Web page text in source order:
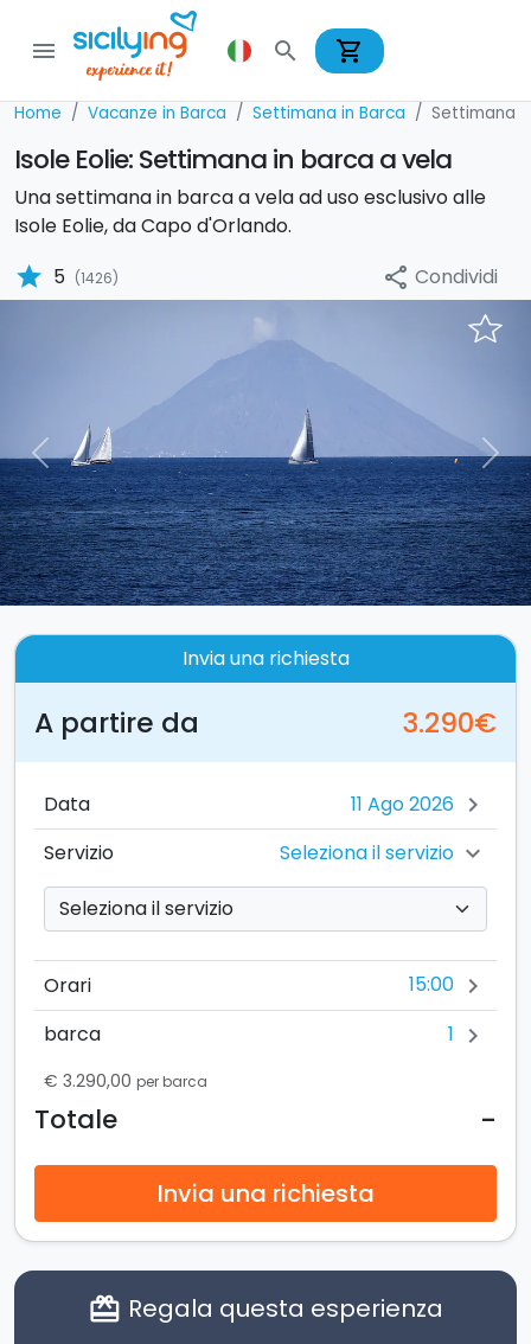
menu search shopping_cart
Home Vacanze in Barca Settimana in Barca Settimana
Isole Eolie: Settimana in barca a vela
Una settimana in barca a vela ad uso esclusivo alle
Isole Eolie, da Capo d'Orlando.
star 5 (1426) share Condividi
Previous Next
Invia una richiesta
A partire da 3.290€
Data chevron_right
Servizio Seleziona il servizio chevron_right
Orari 15:00 chevron_right
barca 1 chevron_right
€ 3.290,00 per barca
Totale -
Invia una richiesta
card_giftcard Regala questa esperienza